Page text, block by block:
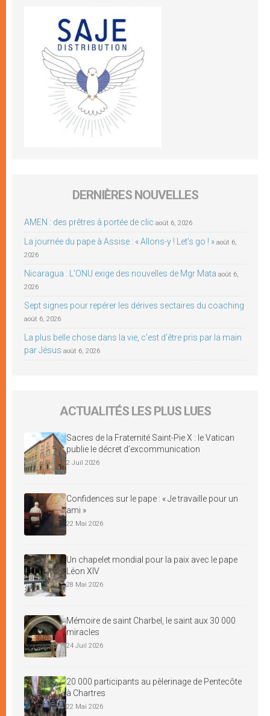
DERNIÈRES NOUVELLES
AMEN : des prêtres à portée de clic août 6, 2026
La journée du pape à Assise : « Allons-y ! Let’s go ! » août 6,
2026
Nicaragua : L’ONU exige des nouvelles de Mgr Mata août 6,
2026
Sept signes pour repérer les dérives sectaires du coaching
août 6, 2026
La plus belle chose dans la vie, c’est d’être pris par la main
par Jésus août 6, 2026
ACTUALITÉS LES PLUS LUES
Sacres de la Fraternité Saint-Pie X : le Vatican
publie le décret d’excommunication
2 Juil 2026
Confidences sur le pape : « Je travaille pour un
ami »
22 Mai 2026
Un chapelet mondial pour la paix avec le pape
Léon XIV
28 Mai 2026
Mémoire de saint Charbel, le saint aux 30 000
miracles
24 Juil 2026
20 000 participants au pèlerinage de Pentecôte
à Chartres
22 Mai 2026